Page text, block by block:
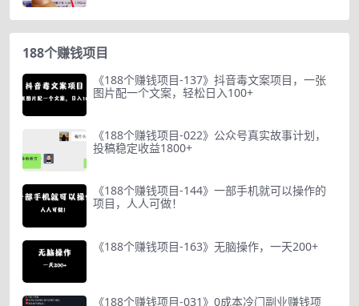
188个赚钱项目
《188个赚钱项目-137》抖音毒文案项目，一张
图片配一个文案，轻松日入100+
《188个赚钱项目-022》公众号真实故事计划，
投稿稳定收益1800+
《188个赚钱项目-144》一部手机就可以操作的
项目，人人可做！
《188个赚钱项目-163》无脑操作，一天200+
《188个赚钱项目-031》0成本冷门副业赚钱项